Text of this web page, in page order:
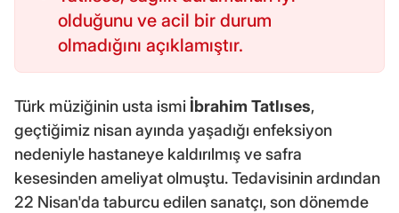
olduğunu ve acil bir durum
olmadığını açıklamıştır.
Türk müziğinin usta ismi İbrahim Tatlıses,
geçtiğimiz nisan ayında yaşadığı enfeksiyon
nedeniyle hastaneye kaldırılmış ve safra
kesesinden ameliyat olmuştu. Tedavisinin ardından
22 Nisan'da taburcu edilen sanatçı, son dönemde